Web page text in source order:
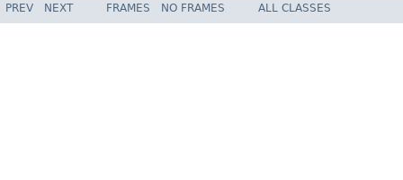
PREV NEXT FRAMES NO FRAMES ALL CLASSES